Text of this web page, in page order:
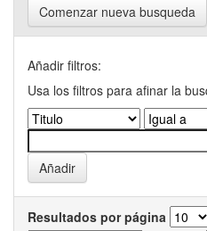
Comenzar nueva busqueda
Añadir filtros:
Usa los filtros para afinar la
Resultados por página